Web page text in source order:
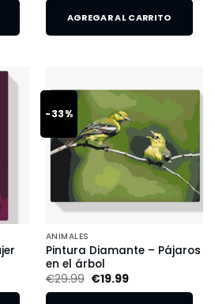
AGREGAR AL CARRITO
-33%
ANIMALES
Pintura Diamante – Pájaros
en el árbol
€29.99 €19.99